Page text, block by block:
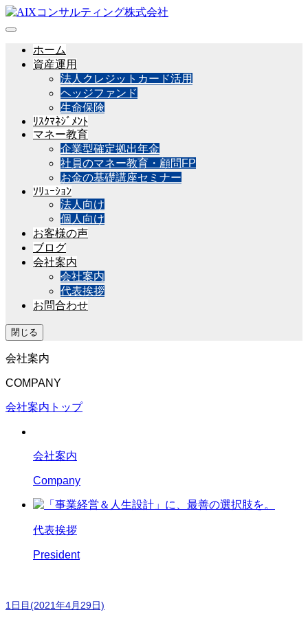
ホーム
資産運用
法人クレジットカード活用
ヘッジファンド
生命保険
ﾘｽｸﾏﾈｼﾞﾒﾝﾄ
マネー教育
企業型確定拠出年金
社員のマネー教育・顧問FP
お金の基礎講座セミナー
ｿﾘｭｰｼｮﾝ
法人向け
個人向け
お客様の声
ブログ
会社案内
会社案内
代表挨拶
お問合わせ
閉じる
会社案内
COMPANY
会社案内トップ
会社案内
Company
代表挨拶
President
1日目(2021年4月29日)